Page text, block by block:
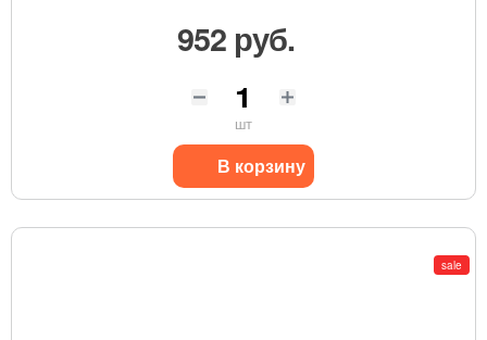
952 руб.
шт
В корзину
sale